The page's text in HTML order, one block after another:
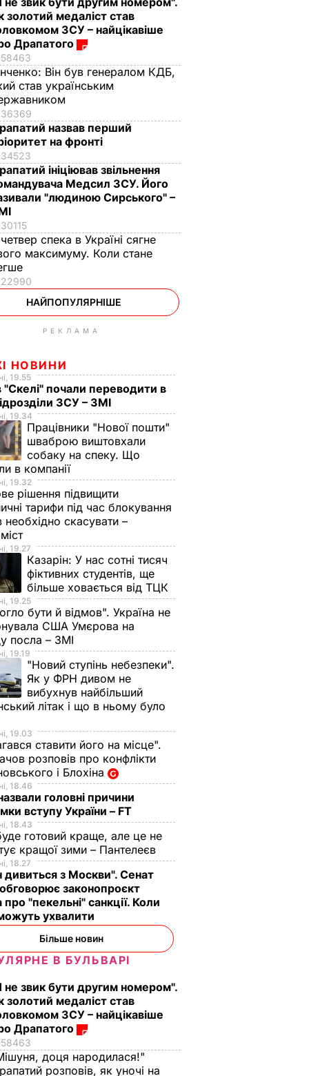
золотий медаліст став
ЗСУ – найцікавіше
Драпатого
58463
Він був генералом КДБ,
став українським
36369
назвав перший
на фронті
34523
ініціював звільнення
Медсил ЗСУ. Його
"людиною Сирського" –
30115
спека в Україні сягне
максимуму. Коли стане
22990
НАЙПОПУЛЯРНІШЕ
РЕКЛАМА
НОВИНИ
19.55
"Скелі" почали переводити в
ЗСУ – ЗМІ
19.34
Працівники "Нової пошти"
шваброю виштовхали
собаку на спеку. Що
в компанії
19.32
рішення підвищити
тарифи під час блокування
необхідно скасувати –
19.27
Казарін: У нас сотні тисяч
фіктивних студентів, ще
більше ховається від ТЦК
19.25
бути й відмов". Україна не
США Умєрова на
посла – ЗМІ
19.19
"Новий ступінь небезпеки".
Як у ФРН дивом не
вибухнув найбільший
літак і що в ньому було
19.03
ставити його на місце".
розповів про конфлікти
і Блохіна
18.46
головні причини
вступу України – FT
18.43
готовий краще, але це не
кращої зими – Пантелеєв
18.27
дивиться з Москви". Сенат
законопроєкт
про "пекельні" санкції. Коли
ухвалити
Більше новин
В БУЛЬВАРІ
не звик бути другим номером".
золотий медаліст став
ЗСУ – найцікавіше
Драпатого
58463
доця народилася!"
розповів, як уночі на